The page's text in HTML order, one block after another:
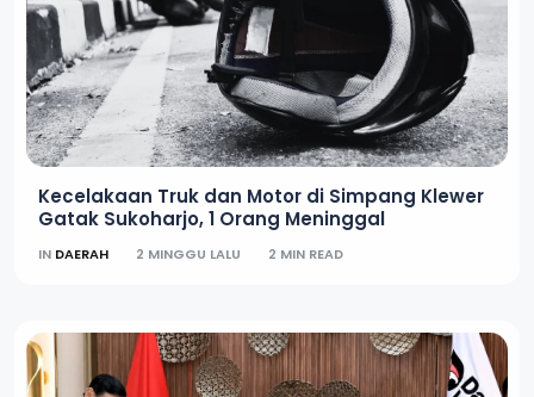
Kecelakaan Truk dan Motor di Simpang Klewer
Gatak Sukoharjo, 1 Orang Meninggal
IN DAERAH 2 MINGGU LALU 2 MIN READ